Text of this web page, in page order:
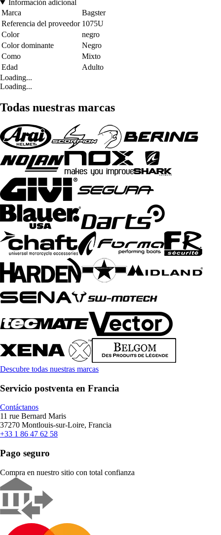
Información adicional
Marca
Bagster
Referencia del proveedor 1075U
Color
negro
Color dominante
Negro
Como
Mixto
Edad
Adulto
Loading...
Loading...
Todas nuestras marcas
Descubre todas nuestras marcas
Servicio postventa en Francia
Contáctanos
11 rue Bernard Maris
37270 Montlouis-sur-Loire, Francia
+33 1 86 47 62 58
Pago seguro
Compra en nuestro sitio con total confianza